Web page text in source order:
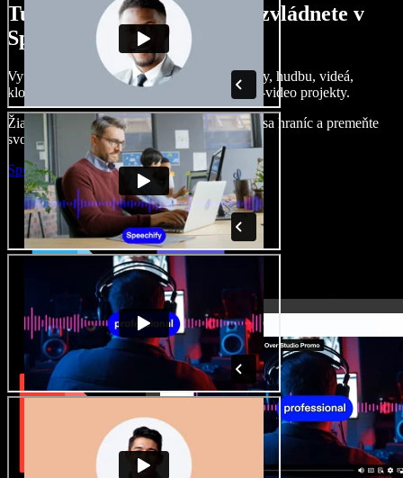
Tu je malá ukážka toho, čo zvládnete v
Speechify Studio.
Vytvárajte dabingy, pridajte bezplatné obrázky, hudbu, videá,
klonujte svoj hlas – postavíte pôsobivé audio-video projekty.
Žiadne učenie, všetko v prehliadači – zbavte sa hraníc a premeňte
svoje nápady na realitu.
Spustiť Studio